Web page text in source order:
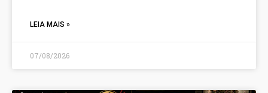
LEIA MAIS »
07/08/2026